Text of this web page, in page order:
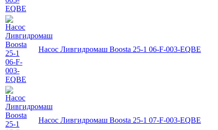
Насос Ливгидромаш Boosta 25-1 06-F-003-EQBE
Насос Ливгидромаш Boosta 25-1 07-F-003-EQBE